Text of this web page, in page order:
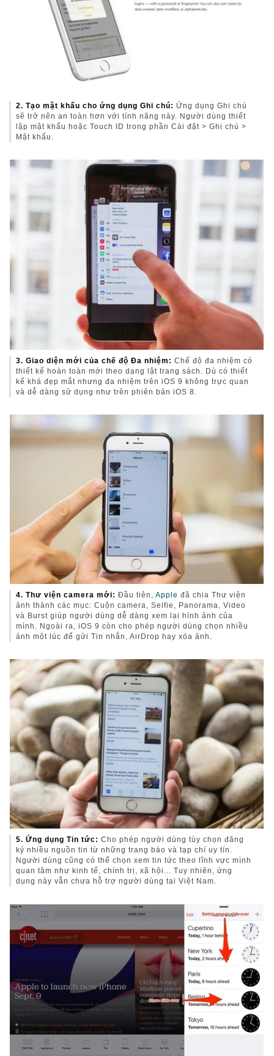
2. Tạo mật khẩu cho ứng dụng Ghi chú: Ứng dụng Ghi chú
sẽ trở nên an toàn hơn với tính năng này. Người dùng thiết
lập mật khẩu hoặc Touch ID trong phần Cài đặt > Ghi chú >
Mật khẩu.
3. Giao diện mới của chế độ Đa nhiệm: Chế độ đa nhiệm có
thiết kế hoàn toàn mới theo dạng lật trang sách. Dù có thiết
kế khá đẹp mắt nhưng đa nhiệm trên iOS 9 không trực quan
và dễ dàng sử dụng như trên phiên bản iOS 8.
4. Thư viện camera mới:Đầu tiên,Apple đã chia Thư viện
ảnh thành các mục: Cuộn camera, Selfie, Panorama, Video
và Burst giúp người dùng dễ dàng xem lại hình ảnh của
mình. Ngoài ra, iOS 9 còn cho phép người dùng chọn nhiều
ảnh một lúc để gửi Tin nhắn, AirDrop hay xóa ảnh.
5. Ứng dụng Tin tức:Cho phép người dùng tùy chọn đăng
ký nhiều nguồn tin từ những trang báo và tạp chí uy tín.
Người dùng cũng có thể chọn xem tin tức theo lĩnh vực mình
quan tâm như kinh tế, chính trị, xã hội... Tuy nhiên, ứng
dụng này vẫn chưa hỗ trợ người dùng tại Việt Nam.